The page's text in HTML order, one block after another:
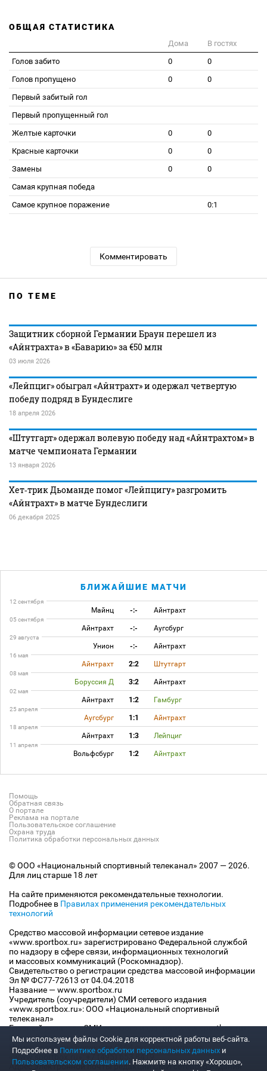
ОБЩАЯ СТАТИСТИКА
Дома
В гостях
Голов забито
0
0
Голов пропущено
0
0
Первый забитый гол
Первый пропущенный гол
Желтые карточки
0
0
Красные карточки
0
0
Замены
0
0
Самая крупная победа
Самое крупное поражение
0:1
Комментировать
ПО ТЕМЕ
Защитник сборной Германии Браун перешел из
«Айнтрахта» в «Баварию» за €50 млн
03 июля 2026
«Лейпциг» обыграл «Айнтрахт» и одержал четвертую
победу подряд в Бундеслиге
18 апреля 2026
«Штутгарт» одержал волевую победу над «Айнтрахтом» в
матче чемпионата Германии
13 января 2026
Хет‑трик Дьоманде помог «Лейпцигу» разгромить
«Айнтрахт» в матче Бундеслиги
06 декабря 2025
БЛИЖАЙШИЕ МАТЧИ
12 сентября
Майнц -:- Айнтрахт
05 сентября
Айнтрахт -:- Аугсбург
29 августа
Унион -:- Айнтрахт
16 мая
Айнтрахт 2:2 Штутгарт
08 мая
Боруссия Д 3:2 Айнтрахт
02 мая
Айнтрахт 1:2 Гамбург
25 апреля
Аугсбург 1:1 Айнтрахт
18 апреля
Айнтрахт 1:3 Лейпциг
11 апреля
Вольфсбург 1:2 Айнтрахт
Помощь
Обратная связь
О портале
Реклама на портале
Пользовательское соглашение
Охрана труда
Политика обработки персональных данных
© ООО «Национальный спортивный телеканал» 2007 — 2026.
Для лиц старше 18 лет
На сайте применяются рекомендательные технологии.
Подробнее в Правилах применения рекомендательных
технологий
Средство массовой информации сетевое издание
«www.sportbox.ru» зарегистрировано Федеральной службой
по надзору в сфере связи, информационных технологий
и массовых коммуникаций (Роскомнадзор).
Свидетельство о регистрации средства массовой информации
Эл № ФС77-72613 от 04.04.2018
Название — www.sportbox.ru
Учредитель (соучредители) СМИ сетевого издания
«www.sportbox.ru»: ООО «Национальный спортивный
телеканал»
Главный редактор СМИ сетевого издания «www.sportbox.ru»:
Конов В.А.
Номер телефона редакции СМИ сетевого издания
«www.sportbox.ru»: +7 (495) 653 8419
Адрес электронной почты редакции СМИ сетевого издания
Мы используем файлы Сookie для корректной работы веб-сайта.
Подробнее в Политике обработки персональных данных и
Пользовательском соглашении. Нажмите на кнопку «Хорошо»,